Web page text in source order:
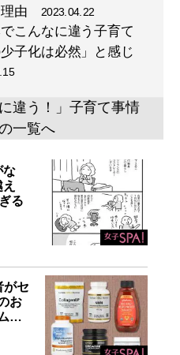
理由 2023.04.22
こんなに違う子育て
子化は必然」と感じ
違う！」子育て事情
一覧へ
な
る
がセ
お
…